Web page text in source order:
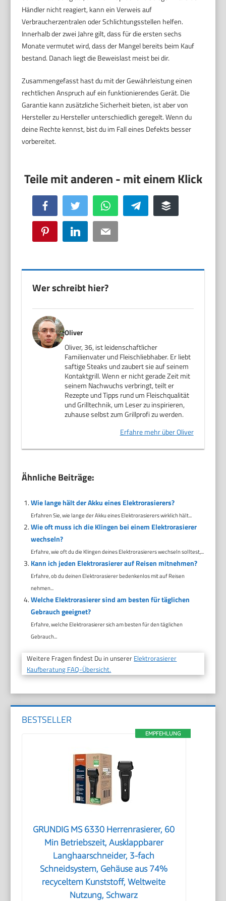
Händler nicht reagiert, kann ein Verweis auf
Verbraucherzentralen oder Schlichtungsstellen helfen.
Innerhalb der zwei Jahre gilt, dass für die ersten sechs
Monate vermutet wird, dass der Mangel bereits beim Kauf
bestand. Danach liegt die Beweislast meist bei dir.
Zusammengefasst hast du mit der Gewährleistung einen
rechtlichen Anspruch auf ein funktionierendes Gerät. Die
Garantie kann zusätzliche Sicherheit bieten, ist aber von
Hersteller zu Hersteller unterschiedlich geregelt. Wenn du
deine Rechte kennst, bist du im Fall eines Defekts besser
vorbereitet.
Facebook Twitter WhatsApp Telegram Buffer
Pinterest LinkedIn Email
Wer schreibt hier?
Oliver
Oliver, 36, ist leidenschaftlicher
Familienvater und Fleischliebhaber. Er liebt
saftige Steaks und zaubert sie auf seinem
Kontaktgrill. Wenn er nicht gerade Zeit mit
seinem Nachwuchs verbringt, teilt er
Rezepte und Tipps rund um Fleischqualität
und Grilltechnik, um Leser zu inspirieren,
zuhause selbst zum Grillprofi zu werden.
Erfahre mehr über Oliver
Ähnliche Beiträge:
Wie lange hält der Akku eines Elektrorasierers?
Erfahren Sie, wie lange der Akku eines Elektrorasierers wirklich hält...
Wie oft muss ich die Klingen bei einem Elektrorasierer
wechseln?
Erfahre, wie oft du die Klingen deines Elektrorasierers wechseln solltest,...
Kann ich jeden Elektrorasierer auf Reisen mitnehmen?
Erfahre, ob du deinen Elektrorasierer bedenkenlos mit auf Reisen
nehmen...
Welche Elektrorasierer sind am besten für täglichen
Gebrauch geeignet?
Erfahre, welche Elektrorasierer sich am besten für den täglichen
Gebrauch...
Weitere Fragen findest Du in unserer Elektrorasierer
Kaufberatung FAQ-Übersicht.
BESTSELLER
EMPFEHLUNG
GRUNDIG MS 6330 Herrenrasierer, 60
Min Betriebszeit, Ausklappbarer
Langhaarschneider, 3-fach
Schneidsystem, Gehäuse aus 74%
recyceltem Kunststoff, Weltweite
Nutzung, Schwarz